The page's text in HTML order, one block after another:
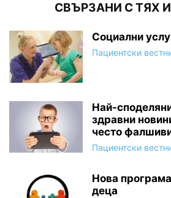
СВЪРЗАНИ С ТЯХ
Социални
Пациентски
Най-
здравни
често
Пациентски
Нова
деца